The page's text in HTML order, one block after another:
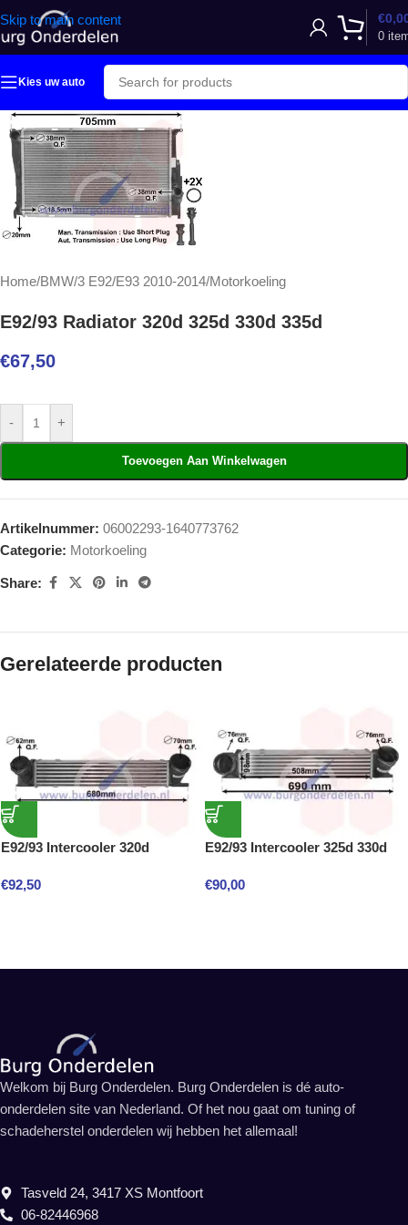
Skip to main content
0
€
Kies uw auto
Home/BMW/3 E92/E93 2010-2014/Motorkoeling
E92/93 Radiator 320d 325d 330d 335d
€67,50
- +
Toevoegen Aan Winkelwagen
Artikelnummer: 06002293-1640773762
Categorie: Motorkoeling
Share:
Gerelateerde producten
E92/93 Intercooler 320d
€92,50
E92/93 Intercooler 325d 330d
€90,00
Welkom bij Burg Onderdelen. Burg Onderdelen is dé auto-
onderdelen site van Nederland. Of het nou gaat om tuning of
schadeherstel onderdelen wij hebben het allemaal!
Tasveld 24, 3417 XS Montfoort
06-82446968